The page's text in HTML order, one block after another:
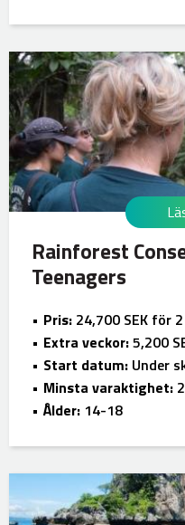
Rainforest
Teenagers
Pris: 24,700 SEK för
Extra veckor:5,200
Start datum: Under
Minsta varaktighet:
Ålder: 14-18